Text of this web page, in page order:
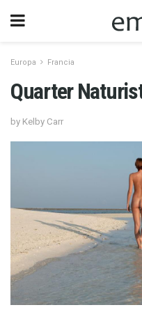
Europa Francia
Quarter
by Kelby Carr